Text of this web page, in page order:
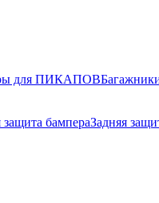
для ПИКАПОВ
бампераЗадняя